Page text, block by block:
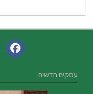
עסקים חדשים